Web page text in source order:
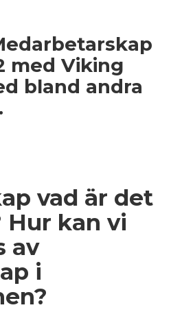
med Viking
bland andra
vad är det
kan vi
av
i